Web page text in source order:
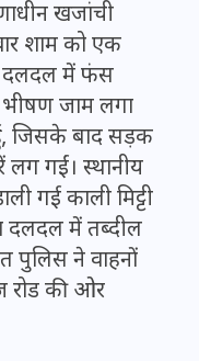
खजांची
शाम को एक
दलदल में फंस
जाम लगा
जिसके बाद सड़क
लग गईं। स्थानीय
गई काली मिट्टी
दलदल में तब्दील
पुलिस ने वाहनों
रोड की ओर